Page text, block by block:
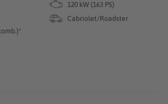
120 kW (163 PS)
Cabriolet/Roadster